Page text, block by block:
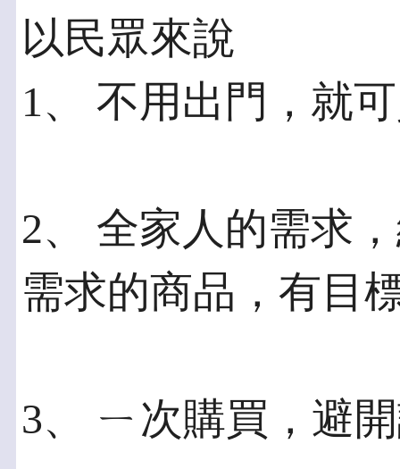
以民眾來說
1、 不用出門，就
2、 全家人的需求
需求的商品，有目
3、 ㄧ次購買，避